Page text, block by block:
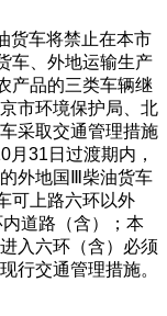
货车将禁止在本市
车、外地运输生产
产品的三类车辆继
市环境保护局、北
采取交通管理措施
31日过渡期内，
外地国Ⅲ柴油货车
可上路六环以外
内道路（含）；本
入六环（含）必须
行交通管理措施。